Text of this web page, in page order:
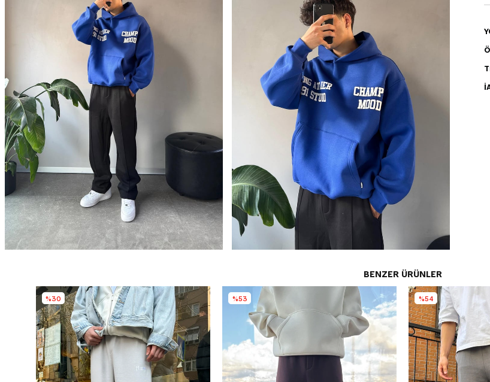
BENZER ÜRÜNLER
%30 %53 %54